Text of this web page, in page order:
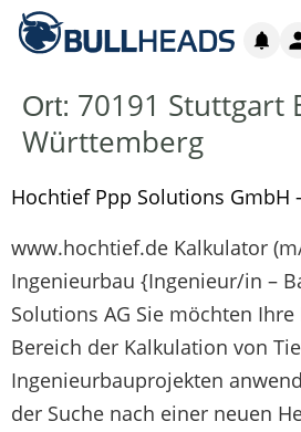
Ort: 70191 Stuttgart
Württemberg
Hochtief Ppp Solutions GmbH
www.hochtief.de Kalkulator
Ingenieurbau {Ingenieur/in –
Solutions AG Sie möchten
Bereich der Kalkulation von
Ingenieurbauprojekten
der Suche nach einer neuen